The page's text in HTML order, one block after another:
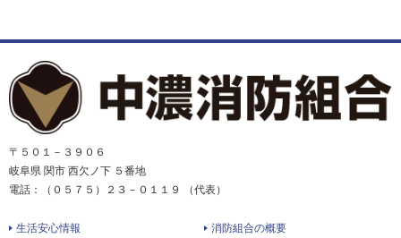
〒５０１－３９０６
岐阜県 関市 西欠ノ下 ５番地
電話：（０５７５）２３－０１１９ （代表）
生活安心情報 消防組合の概要